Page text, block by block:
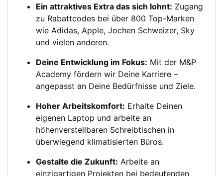
Ein attraktives Extra das sich lohnt: Zugang
zu Rabattcodes bei über 800 Top-Marken
wie Adidas, Apple, Jochen Schweizer, Sky
und vielen anderen.
Deine Entwicklung im Fokus: Mit der M&P
Academy fördern wir Deine Karriere –
angepasst an Deine Bedürfnisse und Ziele.
Hoher Arbeitskomfort: Erhalte Deinen
eigenen Laptop und arbeite an
höhenverstellbaren Schreibtischen in
überwiegend klimatisierten Büros.
Gestalte die Zukunft: Arbeite an
einzigartigen Projekten bei bedeutenden